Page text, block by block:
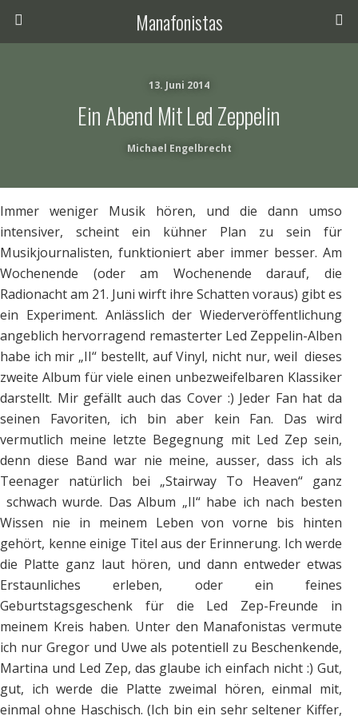
Manafonistas
13. Juni 2014
Ein Abend Mit Led Zeppelin
Michael Engelbrecht
Immer weniger Musik hören, und die dann umso
intensiver, scheint ein kühner Plan zu sein für
Musikjournalisten, funktioniert aber immer besser. Am
Wochenende (oder am Wochenende darauf, die
Radionacht am 21. Juni wirft ihre Schatten voraus) gibt es
ein Experiment. Anlässlich der Wiederveröffentlichung
angeblich hervorragend remasterter Led Zeppelin-Alben
habe ich mir „II“ bestellt, auf Vinyl, nicht nur, weil dieses
zweite Album für viele einen unbezweifelbaren Klassiker
darstellt. Mir gefällt auch das Cover :) Jeder Fan hat da
seinen Favoriten, ich bin aber kein Fan. Das wird
vermutlich meine letzte Begegnung mit Led Zep sein,
denn diese Band war nie meine, ausser, dass ich als
Teenager natürlich bei „Stairway To Heaven“ ganz
schwach wurde. Das Album „II“ habe ich nach besten
Wissen nie in meinem Leben von vorne bis hinten
gehört, kenne einige Titel aus der Erinnerung. Ich werde
die Platte ganz laut hören, und dann entweder etwas
Erstaunliches erleben, oder ein feines
Geburtstagsgeschenk für die Led Zep-Freunde in
meinem Kreis haben. Unter den Manafonistas vermute
ich nur Gregor und Uwe als potentiell zu Beschenkende,
Martina und Led Zep, das glaube ich einfach nicht :) Gut,
gut, ich werde die Platte zweimal hören, einmal mit,
einmal ohne Haschisch. (Ich bin ein sehr seltener Kiffer,